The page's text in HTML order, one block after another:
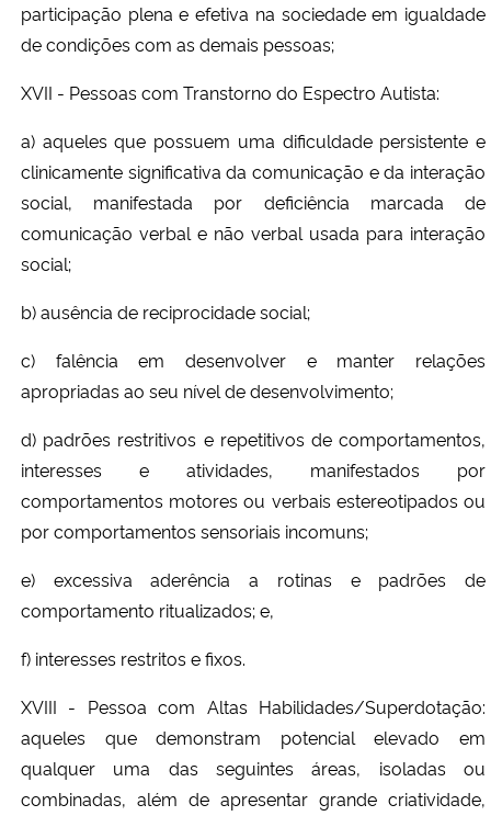
participação plena e efetiva na sociedade em igualdade
de condições com as demais pessoas;
XVII - Pessoas com Transtorno do Espectro Autista:
a) aqueles que possuem uma dificuldade persistente e
clinicamente significativa da comunicação e da interação
social, manifestada por deficiência marcada de
comunicação verbal e não verbal usada para interação
social;
b) ausência de reciprocidade social;
c) falência em desenvolver e manter relações
apropriadas ao seu nível de desenvolvimento;
d) padrões restritivos e repetitivos de comportamentos,
interesses e atividades, manifestados por
comportamentos motores ou verbais estereotipados ou
por comportamentos sensoriais incomuns;
e) excessiva aderência a rotinas e padrões de
comportamento ritualizados; e,
f) interesses restritos e fixos.
XVIII - Pessoa com Altas Habilidades/Superdotação:
aqueles que demonstram potencial elevado em
qualquer uma das seguintes áreas, isoladas ou
combinadas, além de apresentar grande criatividade,